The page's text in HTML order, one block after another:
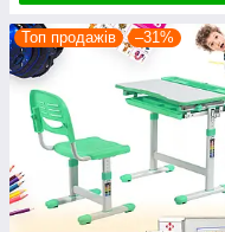
Топ продажів –31%